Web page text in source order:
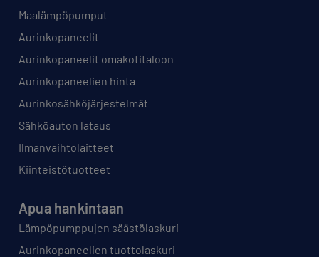
Maalämpöpumput
Aurinkopaneelit
Aurinkopaneelit omakotitaloon
Aurinkopaneelien hinta
Aurinkosähköjärjestelmät
Sähköauton lataus
Ilmanvaihtolaitteet
Kiinteistötuotteet
Apua hankintaan
Lämpöpumppujen säästölaskuri
Aurinkopaneelien tuottolaskuri